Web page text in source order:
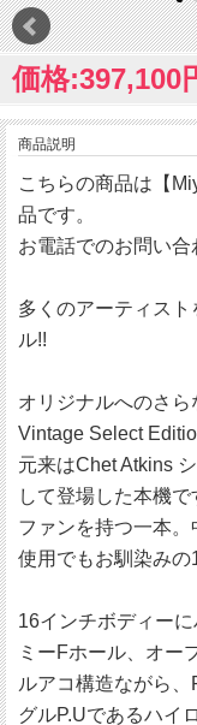
価格:397,100
商品説明
こちらの商品は【
品です。
お電話でのお問い合
多くのアーティス
ル!!
オリジナルへのさ
Vintage Select
元来はChet Atkins
して登場した本機
ファンを持つ一本
使用でもお馴染みの
16インチボディー
ミーFホール、オー
ルアコ構造ながら
グルP.Uであるハイ